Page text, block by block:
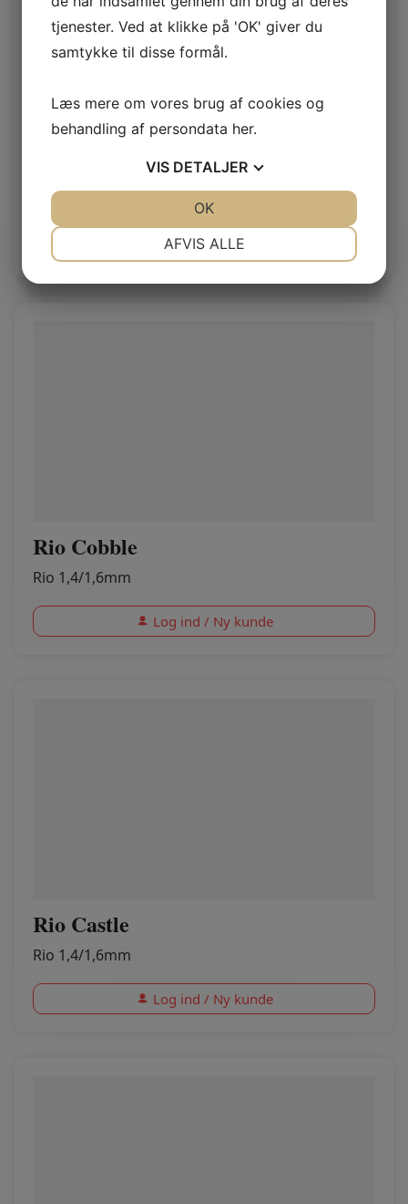
Polsterlam White
Polsterlam 20 mm
Log ind / Ny kunde
Rio Cobble
Rio 1,4/1,6mm
Log ind / Ny kunde
Rio Castle
Rio 1,4/1,6mm
Log ind / Ny kunde
tjenester. Ved at klikke på 'OK' giver du
samtykke til disse formål.
Læs mere om vores brug af cookies og
behandling af persondata her.
VIS DETALJER
AFVIS ALLE
OK